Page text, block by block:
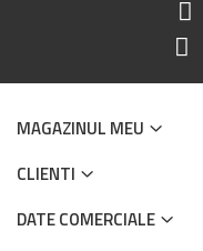
MAGAZINUL MEU
CLIENTI
DATE COMERCIALE